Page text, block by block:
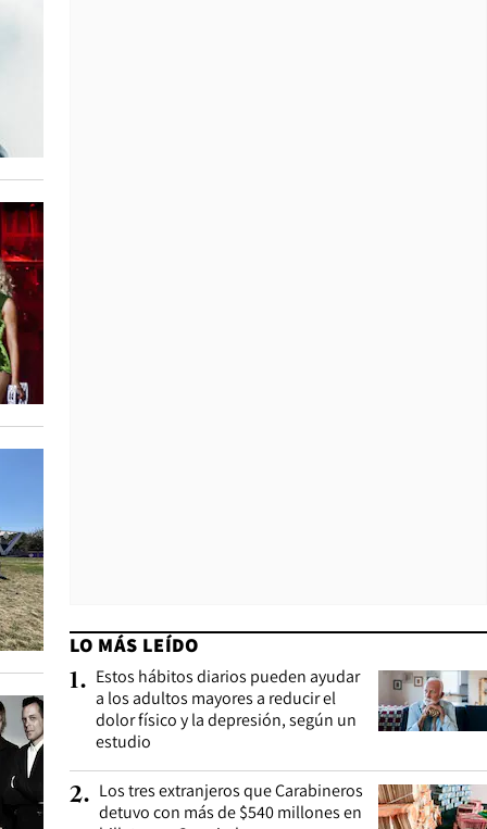
LO MÁS LEÍDO
1. Estos hábitos diarios pueden ayudar
a los adultos mayores a reducir el
dolor físico y la depresión, según un
estudio
2. Los tres extranjeros que Carabineros
detuvo con más de $540 millones en